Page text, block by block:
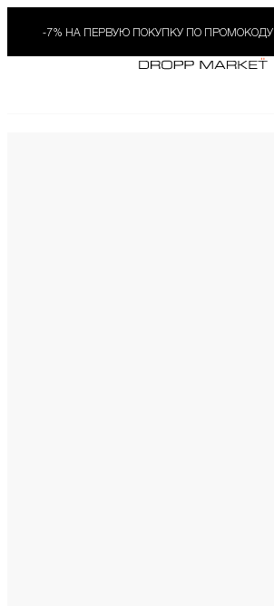
-7% НА ПЕРВУЮ ПОКУПКУ ПО ПРОМОКОДУ